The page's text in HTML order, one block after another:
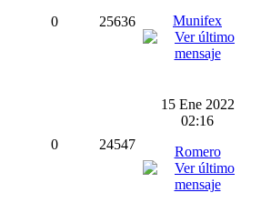
0 25636
Munifex
0 24547
15 Ene 2022
02:16
Romero